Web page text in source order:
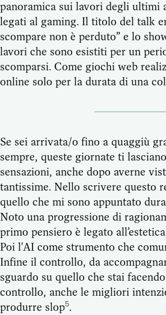
panoramica sui lavori degli ultimi
legati al gaming. Il titolo del talk
scompare non è perduto” e lo
lavori che sono esistiti per un
scomparsi. Come giochi web
online solo per la durata di una
Se sei arrivata/o fino a quaggiù
sempre, queste giornate ti
sensazioni, anche dopo averne
tantissime. Nello scrivere questo
quello che mi sono appuntato
Noto una progressione di
primo pensiero è legato
Poi l'AI come strumento che
Infine il controllo, da
sguardo su quello che stai
controllo, anche le migliori
produrre slop5.